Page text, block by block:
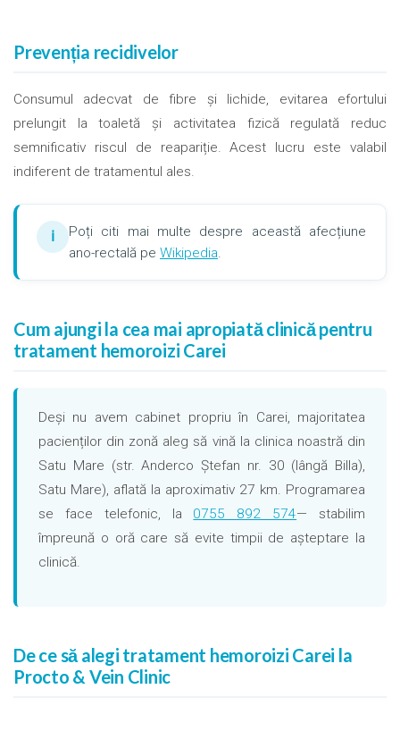
Prevenția recidivelor
Consumul adecvat de fibre și lichide, evitarea efortului
prelungit la toaletă și activitatea fizică regulată reduc
semnificativ riscul de reapariție. Acest lucru este valabil
indiferent de tratamentul ales.
ℹ
Poți citi mai multe despre această afecțiune
ano-rectală pe Wikipedia.
Cum ajungi la cea mai apropiată clinică pentru
tratament hemoroizi Carei
Deși nu avem cabinet propriu în Carei, majoritatea
pacienților din zonă aleg să vină la clinica noastră din
Satu Mare (str. Anderco Ștefan nr. 30 (lângă Billa),
Satu Mare), aflată la aproximativ 27 km. Programarea
se face telefonic, la 0755 892 574— stabilim
împreună o oră care să evite timpii de așteptare la
clinică.
De ce să alegi tratament hemoroizi Carei la
Procto & Vein Clinic